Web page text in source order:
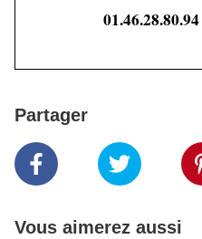
01.46.28.80.94
Partager
Vous aimerez aussi